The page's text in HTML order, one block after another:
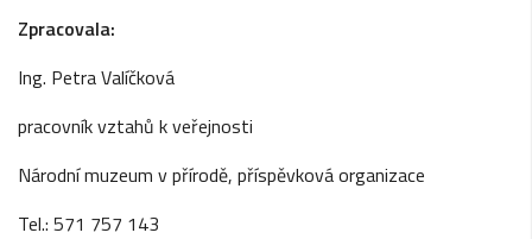
Zpracovala:
Ing. Petra Valíčková
pracovník vztahů k veřejnosti
Národní muzeum v přírodě, příspěvková organizace
Tel.: 571 757 143